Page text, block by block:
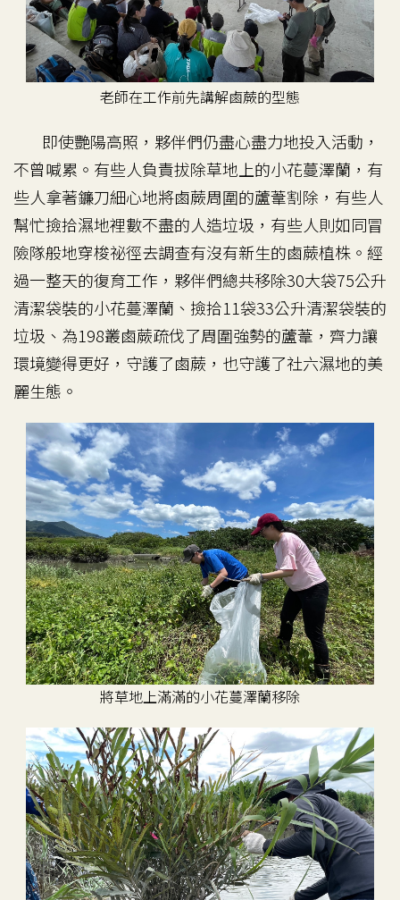
老師在工作前先講解鹵蕨的型態
即使艷陽高照，夥伴們仍盡心盡力地投入活動，
不曾喊累。有些人負責拔除草地上的小花蔓澤蘭，有
些人拿著鐮刀細心地將鹵蕨周圍的蘆葦割除，有些人
幫忙撿拾濕地裡數不盡的人造垃圾，有些人則如同冒
險隊般地穿梭祕徑去調查有沒有新生的鹵蕨植株。經
過一整天的復育工作，夥伴們總共移除30大袋75公升
清潔袋裝的小花蔓澤蘭、撿拾11袋33公升清潔袋裝的
垃圾、為198叢鹵蕨疏伐了周圍強勢的蘆葦，齊力讓
環境變得更好，守護了鹵蕨，也守護了社六濕地的美
麗生態。
將草地上滿滿的小花蔓澤蘭移除